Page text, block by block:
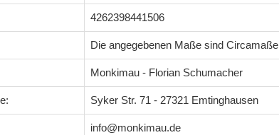
4262398441506
Die angegebenen Maße sind Circamaße
Monkimau - Florian Schumacher
Syker Str. 71 - 27321 Emtinghausen
info@monkimau.de